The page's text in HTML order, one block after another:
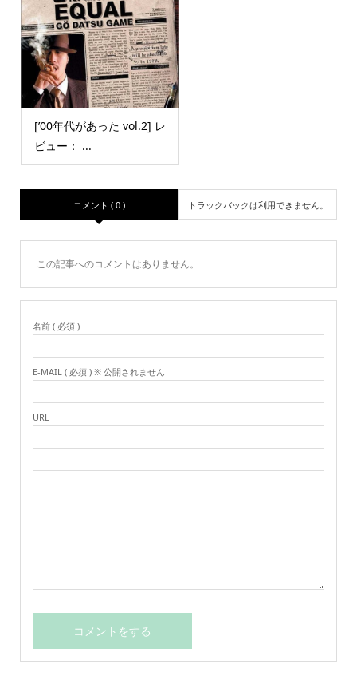
[’00年代があった vol.2] レ
ビュー： ...
コメント ( 0 ) トラックバックは利用できません。
この記事へのコメントはありません。
名前 ( 必須 )
E-MAIL ( 必須 ) ※ 公開されません
URL